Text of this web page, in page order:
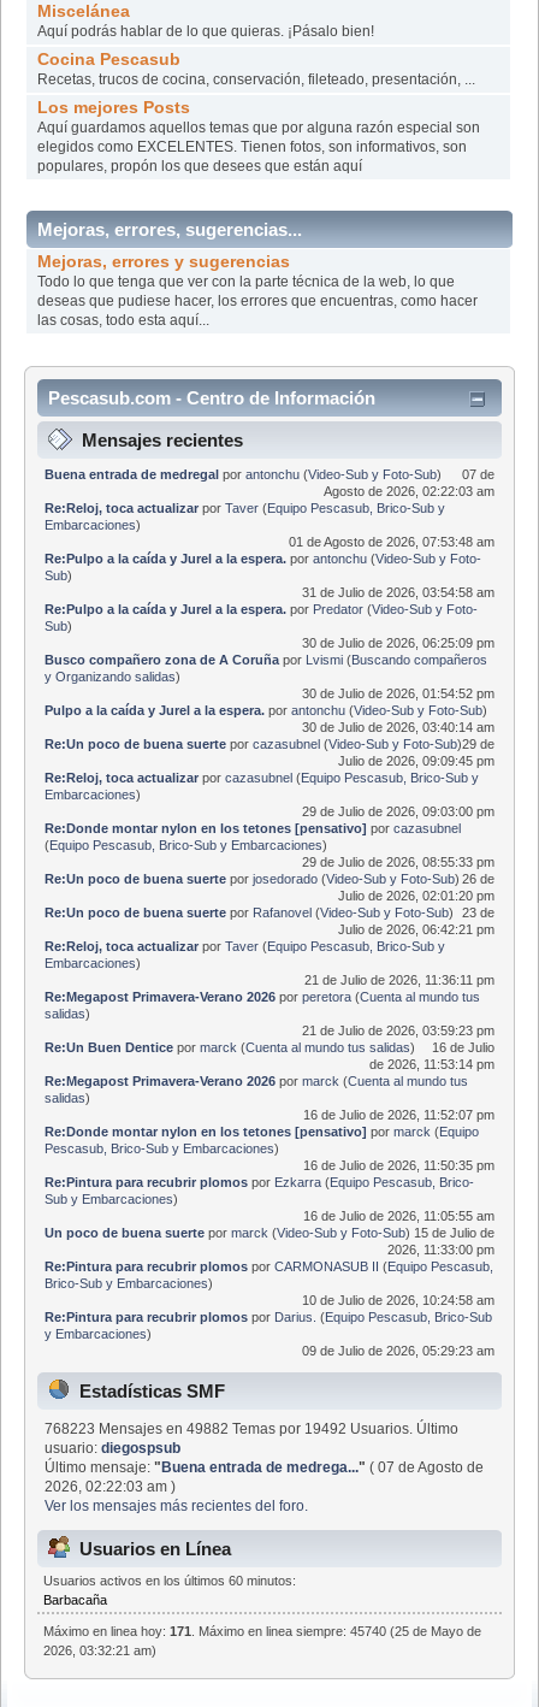
Miscelánea
Aquí podrás hablar de lo que quieras. ¡Pásalo bien!
Cocina Pescasub
Recetas, trucos de cocina, conservación, fileteado, presentación, ...
Los mejores Posts
Aquí­ guardamos aquellos temas que por alguna razón especial son
elegidos como EXCELENTES. Tienen fotos, son informativos, son
populares, propón los que desees que están aquí­
Mejoras, errores, sugerencias...
Mejoras, errores y sugerencias
Todo lo que tenga que ver con la parte técnica de la web, lo que
deseas que pudiese hacer, los errores que encuentras, como hacer
las cosas, todo esta aquí...
Pescasub.com - Centro de Información
Mensajes recientes
Buena entrada de medregal por antonchu(Video-Sub y Foto-Sub)
07 de
Agosto de 2026, 02:22:03 am
Re:Reloj, toca actualizarpor Taver(Equipo Pescasub, Brico-Sub y
Embarcaciones)
01 de Agosto de 2026, 07:53:48 am
Re:Pulpo a la caída y Jurel a la espera.por antonchu(Video-Sub y Foto-
Sub)
31 de Julio de 2026, 03:54:58 am
Re:Pulpo a la caída y Jurel a la espera.por Predator(Video-Sub y Foto-
Sub)
30 de Julio de 2026, 06:25:09 pm
Busco compañero zona de A Coruñapor Lvismi(Buscando compañeros
y Organizando salidas)
30 de Julio de 2026, 01:54:52 pm
Pulpo a la caída y Jurel a la espera.por antonchu(Video-Sub y Foto-Sub)
30 de Julio de 2026, 03:40:14 am
Re:Un poco de buena suertepor cazasubnel (Video-Sub y Foto-Sub)29 de
Julio de 2026, 09:09:45 pm
Re:Reloj, toca actualizarpor cazasubnel (Equipo Pescasub, Brico-Sub y
Embarcaciones)
29 de Julio de 2026, 09:03:00 pm
Re:Donde montar nylon en los tetones [pensativo] por cazasubnel
(Equipo Pescasub, Brico-Sub y Embarcaciones)
29 de Julio de 2026, 08:55:33 pm
Re:Un poco de buena suertepor josedorado(Video-Sub y Foto-Sub) 26 de
Julio de 2026, 02:01:20 pm
Re:Un poco de buena suertepor Rafanovel (Video-Sub y Foto-Sub)
23 de
Julio de 2026, 06:42:21 pm
Re:Reloj, toca actualizarpor Taver(Equipo Pescasub, Brico-Sub y
Embarcaciones)
21 de Julio de 2026, 11:36:11 pm
Re:Megapost Primavera-Verano 2026por peretora(Cuenta al mundo tus
salidas)
21 de Julio de 2026, 03:59:23 pm
Re:Un Buen Denticepor marck (Cuenta al mundo tus salidas)
16 de Julio
de 2026, 11:53:14 pm
Re:Megapost Primavera-Verano 2026por marck (Cuenta al mundo tus
salidas)
16 de Julio de 2026, 11:52:07 pm
Re:Donde montar nylon en los tetones [pensativo] por marck (Equipo
Pescasub, Brico-Sub y Embarcaciones)
16 de Julio de 2026, 11:50:35 pm
Re:Pintura para recubrir plomospor Ezkarra(Equipo Pescasub, Brico-
Sub y Embarcaciones)
16 de Julio de 2026, 11:05:55 am
Un poco de buena suertepor marck (Video-Sub y Foto-Sub) 15 de Julio de
2026, 11:33:00 pm
Re:Pintura para recubrir plomospor CARMONASUB II (Equipo Pescasub,
Brico-Sub y Embarcaciones)
10 de Julio de 2026, 10:24:58 am
Re:Pintura para recubrir plomospor Darius. (Equipo Pescasub, Brico-Sub
y Embarcaciones)
09 de Julio de 2026, 05:29:23 am
Estadísticas SMF
768223 Mensajes en 49882 Temas por 19492 Usuarios. Último
usuario:diegospsub
Último mensaje:"Buena entrada de medrega..." ( 07 de Agosto de
2026, 02:22:03 am )
Ver los mensajes más recientes del foro.
Usuarios en Línea
Usuarios activos en los últimos 60 minutos:
Barbacaña
Máximo en linea hoy:171
. Máximo en linea siempre: 45740 (25 de Mayo de
2026, 03:32:21 am)